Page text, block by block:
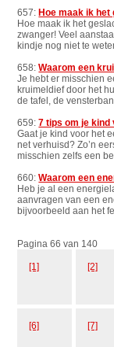
657:Hoe maak ik het
Hoe maak ik het
zwanger! Veel
kindje nog niet te
658:Waarom een
Je hebt er misschien
kruimeldief door het
de tafel, de
659:7 tips om je kind
Gaat je kind voor het
net verhuisd? Zo’n
misschien zelfs een
660:Waarom een
Heb je al een
aanvragen van een
bijvoorbeeld aan het
Pagina 66 van 140
[1] [2]
[6] [7]